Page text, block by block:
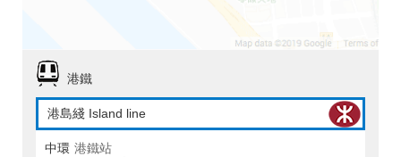
港鐵
港島綫 Island line
中環 港鐵站